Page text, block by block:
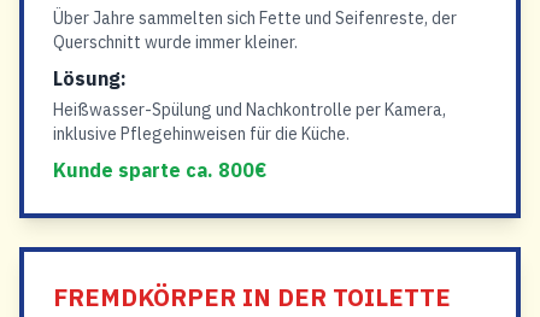
Über Jahre sammelten sich Fette und Seifenreste, der
Querschnitt wurde immer kleiner.
Lösung:
Heißwasser-Spülung und Nachkontrolle per Kamera,
inklusive Pflegehinweisen für die Küche.
Kunde sparte ca. 800€
FREMDKÖRPER IN DER TOILETTE